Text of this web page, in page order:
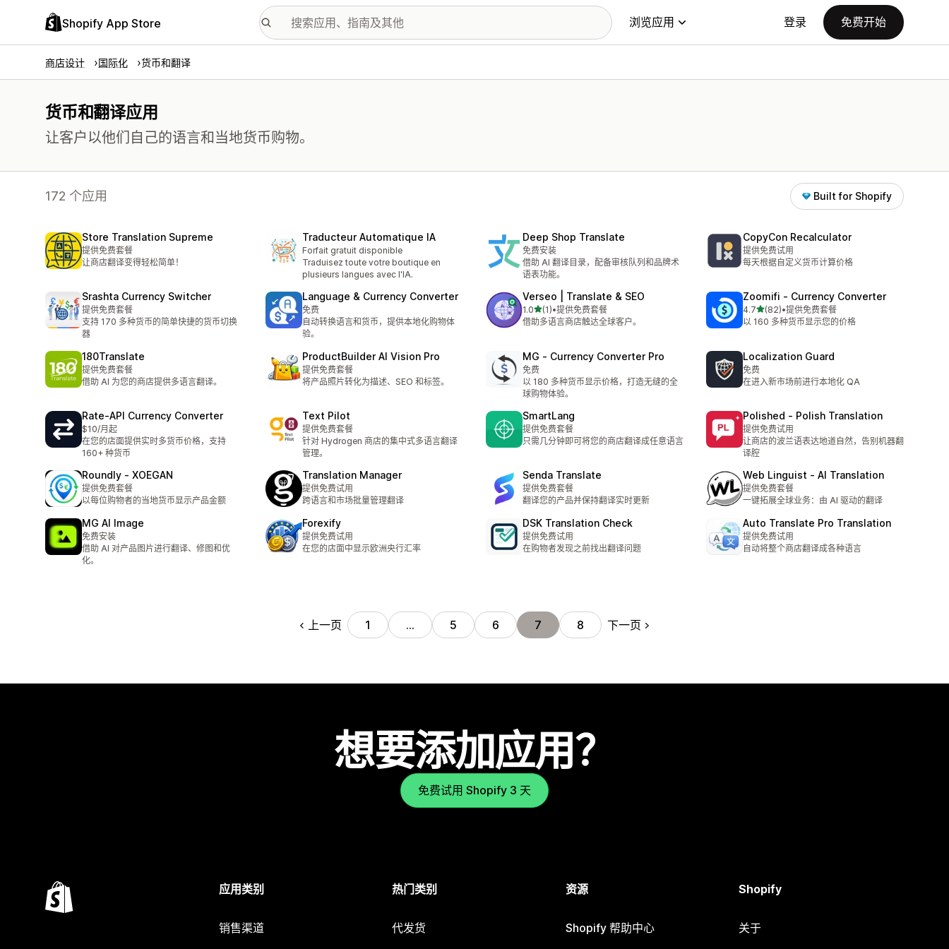
Shopify App Store 浏览应用 登录 免费开始
商店设计 国际化 货币和翻译
货币和翻译应用
让客户以他们自己的语言和当地货币购物。
172 个应用 Built for Shopify
Store Translation Supreme
提供免费套餐
让商店翻译变得轻松简单！
Traducteur Automatique IA
Forfait gratuit disponible
Traduisez toute votre boutique en
plusieurs langues avec l'IA.
Deep Shop Translate
免费安装
借助 AI 翻译目录，配备审核队列和品牌术
语表功能。
CopyCon Recalculator
提供免费试用
每天根据自定义货币计算价格
Srashta Currency Switcher
提供免费套餐
支持 170 多种货币的简单快捷的货币切换
器
Language & Currency Converter
免费
自动转换语言和货币，提供本地化购物体
验。
Verseo | Translate & SEO
1.0星（满分 5 星）
(1)
总共 1 条评论
•提供免费套餐
借助多语言商店触达全球客户。
Zoomifi ‑ Currency Converter
4.7星（满分 5 星）
(82)
总共 82 条评论
•提供免费套餐
以 160 多种货币显示您的价格
180Translate
提供免费套餐
借助 AI 为您的商店提供多语言翻译。
ProductBuilder AI Vision Pro
提供免费套餐
将产品照片转化为描述、SEO 和标签。
MG ‑ Currency Converter Pro
免费
以 180 多种货币显示价格，打造无缝的全
球购物体验。
Localization Guard
免费
在进入新市场前进行本地化 QA
Rate‑API Currency Converter
$10/月起
在您的店面提供实时多货币价格，支持
160+ 种货币
Text Pilot
提供免费套餐
针对 Hydrogen 商店的集中式多语言翻译
管理。
SmartLang
提供免费套餐
只需几分钟即可将您的商店翻译成任意语言
Polished ‑ Polish Translation
提供免费试用
让商店的波兰语表达地道自然，告别机器翻
译腔
Roundly ‑ XOEGAN
提供免费套餐
以每位购物者的当地货币显示产品金额
Translation Manager
提供免费试用
跨语言和市场批量管理翻译
Senda Translate
提供免费套餐
翻译您的产品并保持翻译实时更新
Web Linguist ‑ AI Translation
提供免费套餐
一键拓展全球业务：由 AI 驱动的翻译
MG AI Image
免费安装
借助 AI 对产品图片进行翻译、修图和优
化。
Forexify
提供免费试用
在您的店面中显示欧洲央行汇率
DSK Translation Check
提供免费试用
在购物者发现之前找出翻译问题
Auto Translate Pro Translation
提供免费试用
自动将整个商店翻译成各种语言
上一页 1 … 5 6 7 8 下一页
想要添加应用？
免费试用 Shopify 3 天
应用类别
销售渠道
热门类别
代发货
资源
Shopify 帮助中心
Shopify
关于